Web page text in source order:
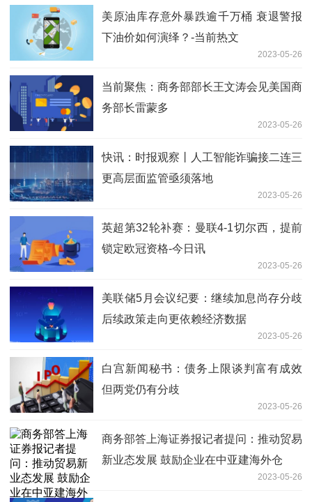
美原油库存意外暴跌逾千万桶 衰退警报
下油价如何演绎？-当前热文
2023-05-26
当前聚焦：商务部部长王文涛会见美国商
务部长雷蒙多
2023-05-26
快讯：时报观察丨人工智能诈骗接二连三
更高层面监管亟须落地
2023-05-26
英超第32轮补赛：曼联4-1切尔西，提前
锁定欧冠资格-今日讯
2023-05-26
美联储5月会议纪要：继续加息尚存分歧
后续政策走向更依赖经济数据
2023-05-26
白宫新闻秘书：债务上限谈判富有成效
但两党仍有分歧
2023-05-26
商务部答上海证券报记者提问：推动贸易
新业态发展 鼓励企业在中亚建海外仓
2023-05-26